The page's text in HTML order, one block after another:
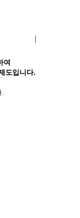
여
도입니다.
.